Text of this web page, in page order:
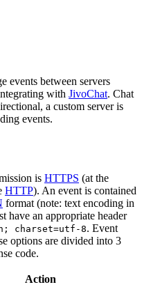
events between servers
with JivoChat. Chat
a custom server is
events.
is HTTPS (at the
HTTP). An event is contained
format (note: text encoding in
have an appropriate header
charset=utf-8. Event
options are divided into 3
code.
Action